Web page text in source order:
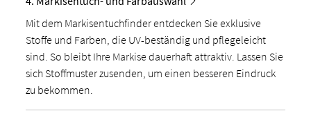
Mit dem Markisentuchfinder entdecken Sie exklusive
Stoffe und Farben, die UV-beständig und pflegeleicht
sind. So bleibt Ihre Markise dauerhaft attraktiv. Lassen Sie
sich Stoffmuster zusenden, um einen besseren Eindruck
zu bekommen.